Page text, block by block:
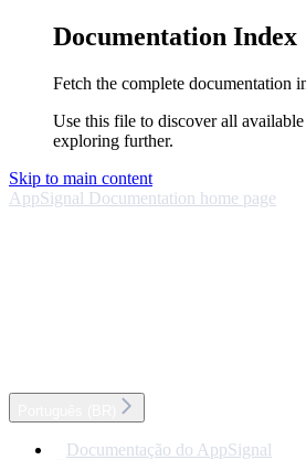
Documentation Index
Fetch the complete documentation
Use this file to discover all available
exploring further.
Skip to main content
AppSignal Documentation home page
Documentação do AppSignal